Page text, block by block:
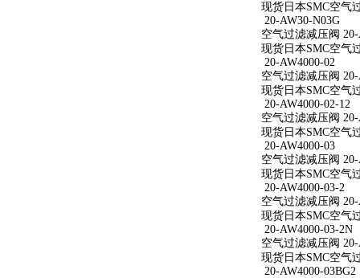
现货日本SMC空气
20-AW30-N03G
空气过滤减压阀
现货日本SMC空气
20-AW4000-02
空气过滤减压阀 20-
现货日本SMC空气
20-AW4000-02-12
空气过滤减压阀 20-
现货日本SMC空气
20-AW4000-03
空气过滤减压阀 20-
现货日本SMC空气
20-AW4000-03-2
空气过滤减压阀 20-
现货日本SMC空气
20-AW4000-03-2N
空气过滤减压阀
现货日本SMC空气
20-AW4000-03BG2